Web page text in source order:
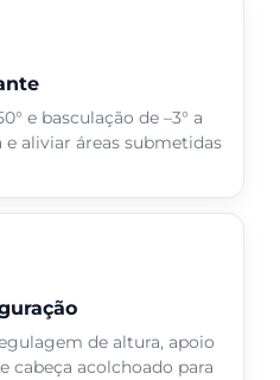
e basculação de –3° a
e aliviar áreas submetidas
de altura, apoio
cabeça acolchoado para